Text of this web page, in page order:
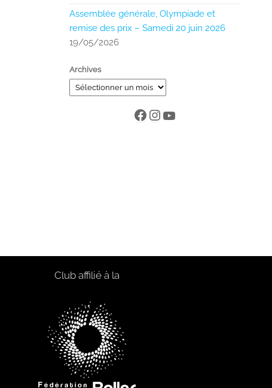
Assemblée générale, Olympiade et
remise des prix – Samedi 20 juin 2026
19/05/2026
Archives
Club affilié à la